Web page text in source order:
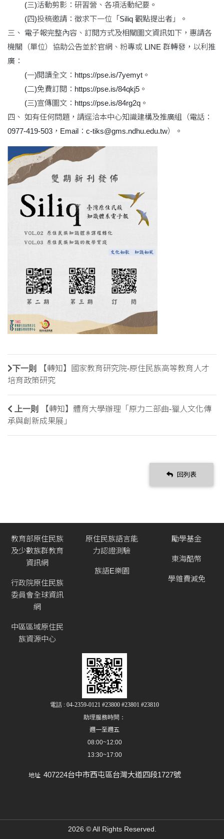
(三)活動剪影：研習營、各項活動紀要。
(四)投稿邀請：徵求下一位「Siliq 觀點提出者」。
三、 電子報完整內容、訂閱方式及相關圖文資訊如下，惠請各
機關（單位）協助公告並於官網、粉專或 LINE 群轉發，以利推
廣：
(一)閱讀全文：https://pse.is/7yemyt。
(二)免費訂閱：https://pse.is/84qkj5。
(三)宣傳圖文：https://pse.is/84rg2q。
四、 如有任何問題，請逕洽本中心知識建構及推廣組（電話：
0977-419-503，Email：c-tiks@gms.ndhu.edu.tw）。
下一則
【轉知】國家教育研究院-原住民族高等教育人才
培育政策研究
上一則
【轉知】體育大學辦理「原力二部曲-獵人文化傳
承與創新成果展」
回列表
教育部原住民族
及少數族群教育
資訊網
行政院原住民族
委員會全球資訊
網
中區區域原住民
族資源中心
原住民族語言能
力認證測驗
族語E樂園
勵學基金
東海酷幣
學雜費減免
電話 : 04-2359-0121 #23800 #23801 #23810
助理服務時間：
週一至週五
08:00~12:00
13:30~17:00
地址 407224台中市西屯區台灣大道四段1727號
2026 © All Rights Reserved.